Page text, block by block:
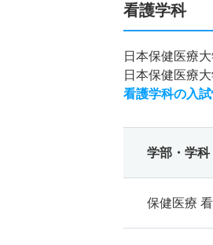
看護学科
日本保健医療
日本保健医療
看護学科の入
学部・学科
保健医療